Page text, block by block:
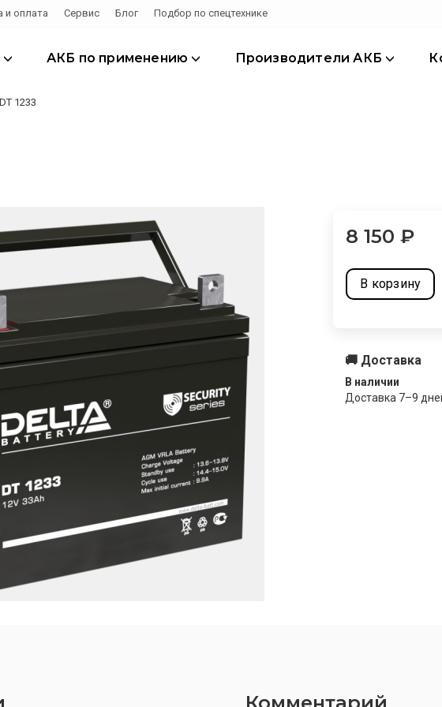
и оплата Сервис Блог Подбор по спецтехнике
АКБ по применению Производители АКБ
1233
8 150 ₽
В корзину
🚚 Доставка
В наличии
Доставка 7–9